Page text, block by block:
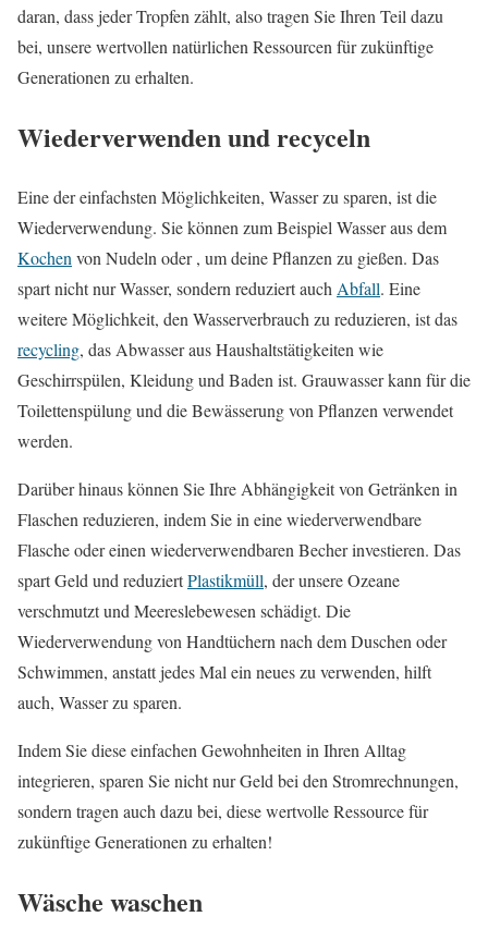
daran, dass jeder Tropfen zählt, also tragen Sie Ihren Teil dazu
bei, unsere wertvollen natürlichen Ressourcen für zukünftige
Generationen zu erhalten.
Wiederverwenden und recyceln
Eine der einfachsten Möglichkeiten, Wasser zu sparen, ist die
Wiederverwendung. Sie können zum Beispiel Wasser aus dem
Kochenvon Nudeln oder , um deine Pflanzen zu gießen. Das
spart nicht nur Wasser, sondern reduziert auchAbfall. Eine
weitere Möglichkeit, den Wasserverbrauch zu reduzieren, ist das
recycling, das Abwasser aus Haushaltstätigkeiten wie
Geschirrspülen, Kleidung und Baden ist. Grauwasser kann für die
Toilettenspülung und die Bewässerung von Pflanzen verwendet
werden.
Darüber hinaus können Sie Ihre Abhängigkeit von Getränken in
Flaschen reduzieren, indem Sie in eine wiederverwendbare
Flasche oder einen wiederverwendbaren Becher investieren. Das
spart Geld und reduziertPlastikmüll, der unsere Ozeane
verschmutzt und Meereslebewesen schädigt. Die
Wiederverwendung von Handtüchern nach dem Duschen oder
Schwimmen, anstatt jedes Mal ein neues zu verwenden, hilft
auch, Wasser zu sparen.
Indem Sie diese einfachen Gewohnheiten in Ihren Alltag
integrieren, sparen Sie nicht nur Geld bei den Stromrechnungen,
sondern tragen auch dazu bei, diese wertvolle Ressource für
zukünftige Generationen zu erhalten!
Wäsche waschen